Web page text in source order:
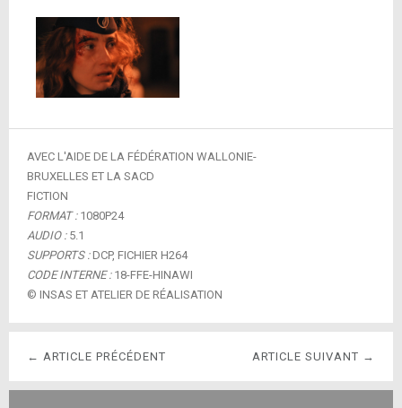
AVEC L'AIDE DE LA FÉDÉRATION WALLONIE-
BRUXELLES ET LA SACD
FICTION
FORMAT :1080P24
AUDIO :5.1
SUPPORTS :DCP, FICHIER H264
CODE INTERNE :18-FFE-HINAWI
© INSAS ET ATELIER DE RÉALISATION
ARTICLE SUIVANT →
← ARTICLE PRÉCÉDENT